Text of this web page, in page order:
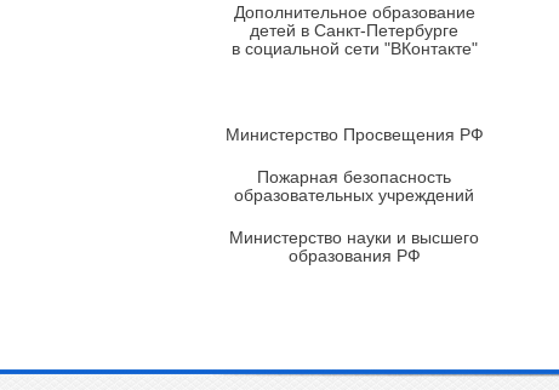
Дополнительное образование
детей в Санкт-Петербурге
в социальной сети "ВКонтакте"
Министерство Просвещения РФ
Пожарная безопасность
образовательных учреждений
Министерство науки и высшего
образования РФ